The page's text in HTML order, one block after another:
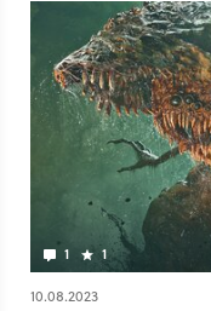
dagegen 8
Parallelwelten und
Kämpfen nutzen. Das
In der Theorie klingt
passt das Ganze
auch Spaß? Davon
Anspiel-Session
Entwicklerteam
beantwortet.
1 1
10.08.2023